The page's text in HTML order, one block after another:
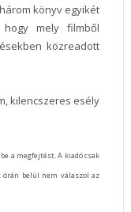
könyv egyikét
hogy mely filmből
közreadott
kilencszeres esély
a megfejtést. A kiadó csak
órán belül nem válaszol az